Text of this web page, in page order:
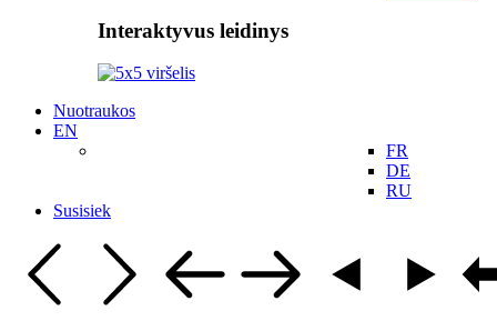
Interaktyvus leidinys
Nuotraukos
EN
FR
DE
RU
Susisiek